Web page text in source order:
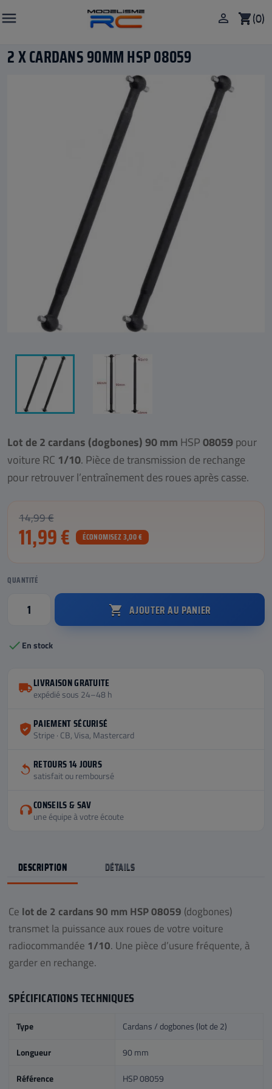
 shopping_cart(0)

2 X CARDANS 90MM HSP 08059
Lot de 2 cardans (dogbones) 90 mm HSP08059pour
voiture RC 1/10. Pièce de transmission de rechange
pour retrouver l’entraînement des roues après casse.
14,99 €
11,99 € ÉCONOMISEZ 3,00 €
QUANTITÉ
 AJOUTER AU PANIER
En stock
LIVRAISON GRATUITE
expédié sous 24–48 h
PAIEMENT SÉCURISÉ
Stripe · CB, Visa, Mastercard
RETOURS 14 JOURS
satisfait ou remboursé
CONSEILS & SAV
une équipe à votre écoute
DESCRIPTION DÉTAILS
Ce lot de 2 cardans 90 mm HSP 08059 (dogbones)
transmet la puissance aux roues de votre voiture
radiocommandée 1/10. Une pièce d’usure fréquente, à
garder en rechange.
SPÉCIFICATIONS TECHNIQUES
Type Cardans / dogbones (lot de 2)
Longueur 90 mm
Référence HSP 08059